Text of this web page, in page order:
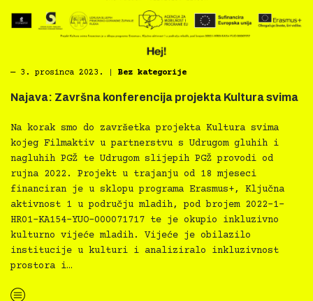
― 3. prosinca 2023. Bez kategorije
Najava: Završna konferencija projekta Kultura svima
Na korak smo do završetka projekta Kultura svima
kojeg Filmaktiv u partnerstvu s Udrugom gluhih i
nagluhih PGŽ te Udrugom slijepih PGŽ provodi od
rujna 2022. Projekt u trajanju od 18 mjeseci
financiran je u sklopu programa Erasmus+, Ključna
aktivnost 1 u području mladih, pod brojem 2022-1-
HR01-KA154-YUO-000071717 te je okupio inkluzivno
kulturno vijeće mladih. Vijeće je obilazilo
institucije u kulturi i analiziralo inkluzivnost
prostora i…